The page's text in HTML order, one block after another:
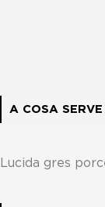
A COSA SERVE
Lucida gres